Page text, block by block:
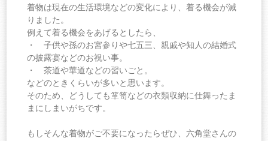
着物は現在の生活環境などの変化により、着る機会が減
りました。
例えて着る機会をあげるとしたら、
・ 子供や孫のお宮参りや七五三、親戚や知人の結婚式
の披露宴などのお祝い事。
・ 茶道や華道などの習いごと。
などのときくらいが多いと思います。
そのため、どうしても箪笥などの衣類収納に仕舞ったま
まにしまいがちです。
もしそんな着物がご不要になったらぜひ、六角堂さんの